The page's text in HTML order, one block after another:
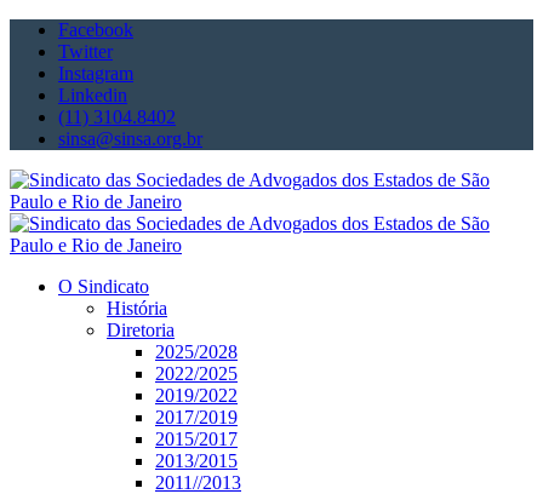
Facebook
Twitter
Instagram
Linkedin
(11) 3104.8402
sinsa@sinsa.org.br
O Sindicato
História
Diretoria
2025/2028
2022/2025
2019/2022
2017/2019
2015/2017
2013/2015
2011//2013